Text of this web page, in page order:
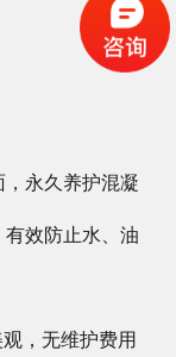
永久养护混凝
效防止水、油
，无维护费用